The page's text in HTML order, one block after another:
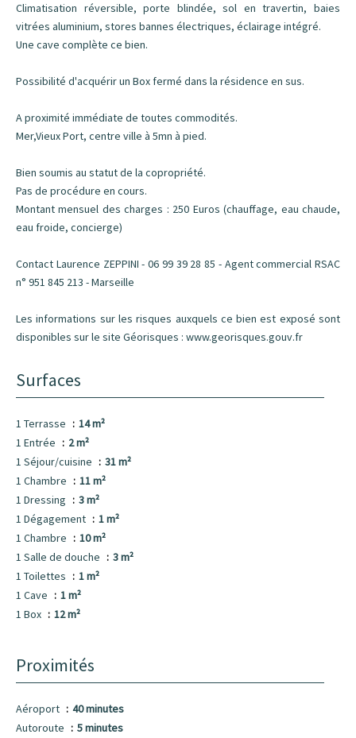
Climatisation réversible, porte blindée, sol en travertin, baies
vitrées aluminium, stores bannes électriques, éclairage intégré.
Une cave complète ce bien.
Possibilité d'acquérir un Box fermé dans la résidence en sus.
A proximité immédiate de toutes commodités.
Mer,Vieux Port, centre ville à 5mn à pied.
Bien soumis au statut de la copropriété.
Pas de procédure en cours.
Montant mensuel des charges : 250 Euros (chauffage, eau chaude,
eau froide, concierge)
Contact Laurence ZEPPINI - 06 99 39 28 85 - Agent commercial RSAC
n° 951 845 213 - Marseille
Les informations sur les risques auxquels ce bien est exposé sont
disponibles sur le site Géorisques : www.georisques.gouv.fr
Surfaces
1 Terrasse
14 m²
1 Entrée
2 m²
1 Séjour/cuisine
31 m²
1 Chambre
11 m²
1 Dressing
3 m²
1 Dégagement
1 m²
1 Chambre
10 m²
1 Salle de douche
3 m²
1 Toilettes
1 m²
1 Cave
1 m²
1 Box
12 m²
Proximités
Aéroport
40 minutes
Autoroute
5 minutes